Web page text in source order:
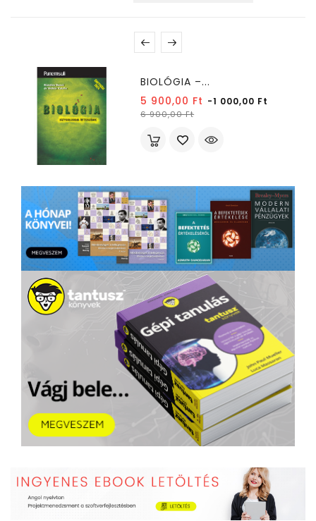
BIOLÓGIA –...
5 900,00 Ft Normál
-1 000,00 Ft
6 900,00 FtÁr